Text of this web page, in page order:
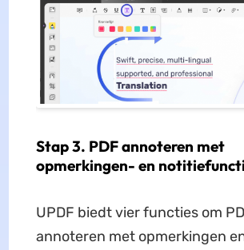
Stap 3. PDF annoteren met
opmerkingen- en
UPDF biedt vier functies om
annoteren met opmerkingen